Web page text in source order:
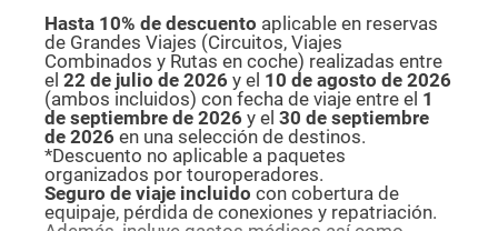
Hasta 10% de descuento aplicable en reservas
de Grandes Viajes (Circuitos, Viajes
Combinados y Rutas en coche) realizadas entre
el 22 de julio de 2026 y el 10 de agosto de 2026
(ambos incluidos) con fecha de viaje entre el 1
de septiembre de 2026 y el 30 de septiembre
de 2026 en una selección de destinos.
*Descuento no aplicable a paquetes
organizados por touroperadores.
Seguro de viaje incluido con cobertura de
equipaje, pérdida de conexiones y repatriación.